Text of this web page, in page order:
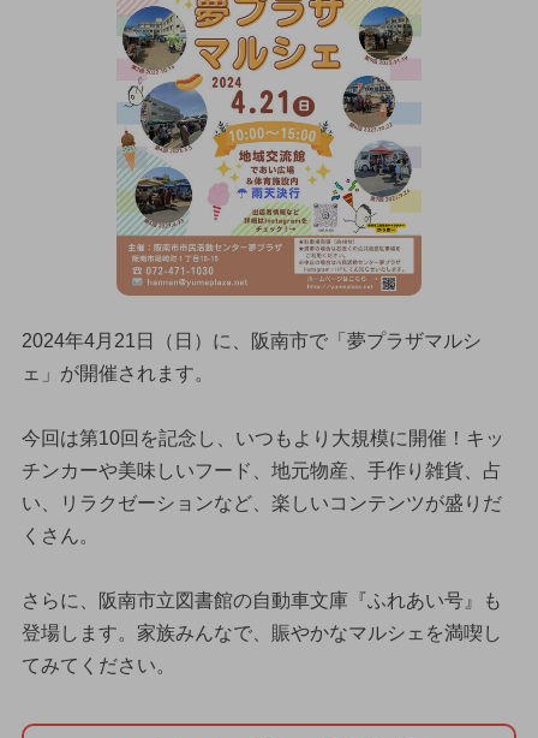
2024年4月21日（日）に、阪南市で「夢プラザマルシ
ェ」が開催されます。
今回は第10回を記念し、いつもより大規模に開催！キッ
チンカーや美味しいフード、地元物産、手作り雑貨、占
い、リラクゼーションなど、楽しいコンテンツが盛りだ
くさん。
さらに、阪南市立図書館の自動車文庫『ふれあい号』も
登場します。家族みんなで、賑やかなマルシェを満喫し
てみてください。